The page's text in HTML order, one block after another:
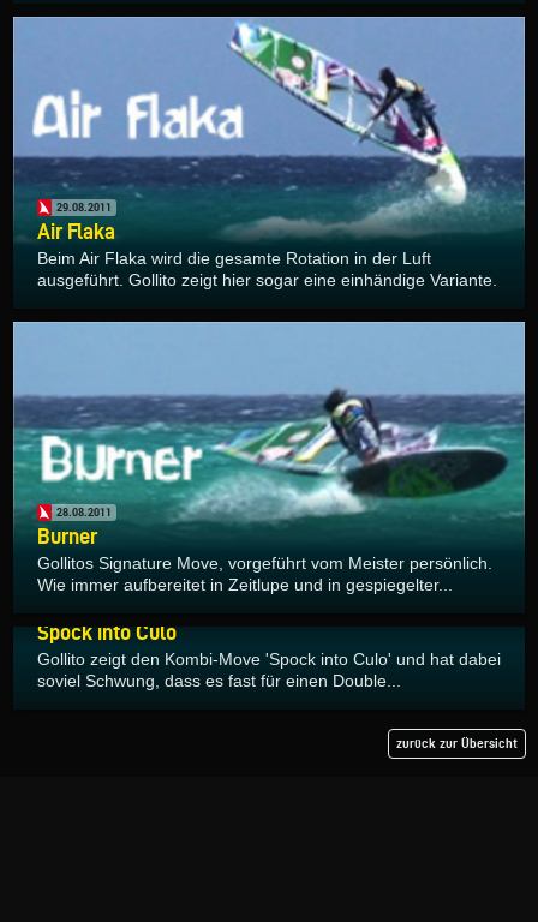
29.08.2011
Air Flaka
Beim Air Flaka wird die gesamte Rotation in der Luft
ausgeführt. Gollito zeigt hier sogar eine einhändige Variante.
28.08.2011
Burner
Gollitos Signature Move, vorgeführt vom Meister persönlich.
Wie immer aufbereitet in Zeitlupe und in gespiegelter...
Spock into Culo
Gollito zeigt den Kombi-Move 'Spock into Culo' und hat dabei
soviel Schwung, dass es fast für einen Double...
zurück zur Übersicht